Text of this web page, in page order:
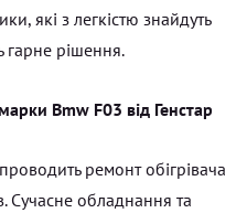
які з легкістю знайдуть
гарне рішення.
Bmw F03 від Генстар
ремонт обігрівача
Сучасне обладнання та